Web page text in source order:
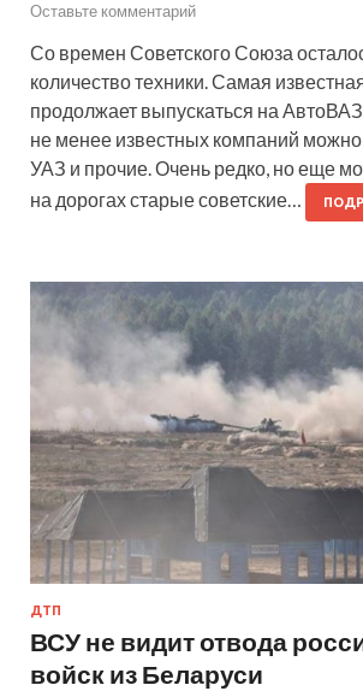
Оставьте комментарий
Со времен Советского Союза
количество техники. Самая
продолжает выпускаться на
не менее известных компаний
УАЗ и прочие. Очень редко, но еще
на дорогах старые советские…
ДТП
ВСУ не видит отвода
войск из Беларуси